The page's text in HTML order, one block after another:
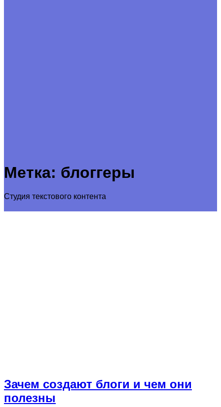
Метка: блоггеры
Студия текстового контента
Зачем создают блоги и чем они
полезны